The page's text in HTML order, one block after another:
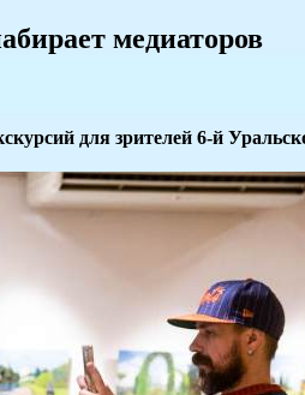
медиаторов
для зрителей 6-й